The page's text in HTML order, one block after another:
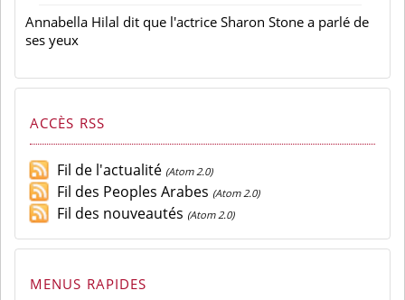
Annabella Hilal dit que l'actrice Sharon Stone a parlé de
ses yeux
ACCÈS RSS
Fil de l'actualité (Atom 2.0)
Fil des Peoples Arabes (Atom 2.0)
Fil des nouveautés (Atom 2.0)
MENUS RAPIDES